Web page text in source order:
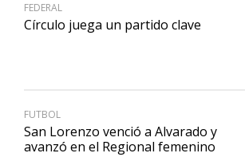
FEDERAL
Círculo juega un partido clave
FUTBOL
San Lorenzo venció a Alvarado y
avanzó en el Regional femenino